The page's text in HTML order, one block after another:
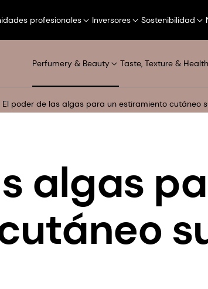
profesionales Inversores Sostenibilidad
Perfumery & Beauty Taste, Texture & Health
El poder de las algas para un estiramiento cutáneo
algas